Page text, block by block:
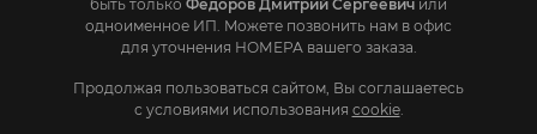
быть только Федоров Дмитрий Сергеевич или
одноименное ИП. Mожете позвонить нам в офис
для уточнения НОМЕРА вашего заказа.
Продолжая пользоваться сайтом, Вы соглашаетесь
с условиями использования cookie.